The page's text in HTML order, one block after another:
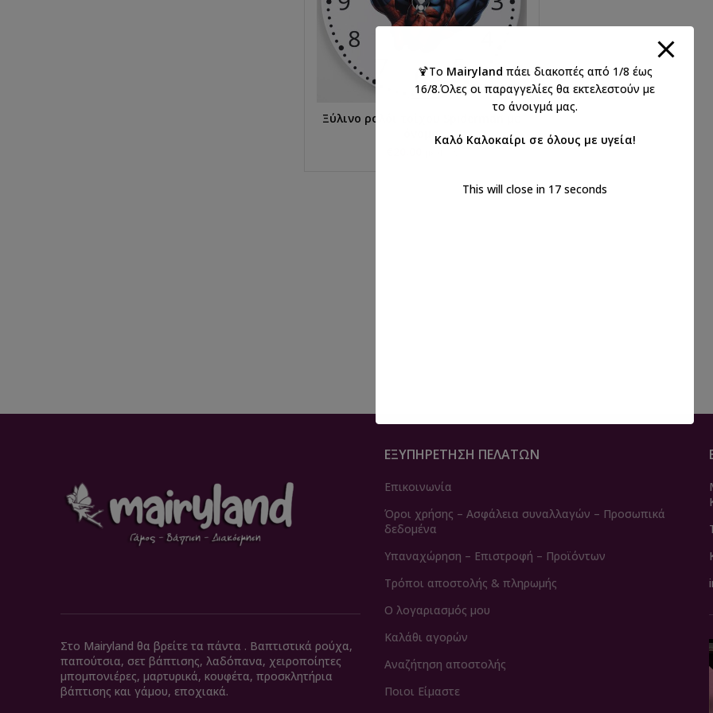
Ξύλινο ρολόι τοίχου Spiderman με
όνομα
Στο Mairyland θα βρείτε τα πάντα . Βαπτιστικά ρούχα,
παπούτσια, σετ βάπτισης, λαδόπανα, χειροποίητες
μπομπονιέρες, μαρτυρικά, κουφέτα, προσκλητήρια
βάπτισης και γάμου, εποχιακά.
ΕΞΥΠΗΡΈΤΗΣΗ ΠΕΛΑΤΏΝ
Επικοινωνία
Όροι χρήσης – Ασφάλεια συναλλαγών – Προσωπικά
δεδομένα
Υπαναχώρηση – Επιστροφή – Προϊόντων
Τρόποι αποστολής & πληρωμής
Ο λογαριασμός μου
Καλάθι αγορών
Αναζήτηση αποστολής
Ποιοι Είμαστε
🍹Το Mairyland πάει διακοπές από 1/8 έως
16/8.Όλες οι παραγγελίες θα εκτελεστούν με
το άνοιγμά μας.
Καλό Καλοκαίρι σε όλους με υγεία!
This will close in 17 seconds